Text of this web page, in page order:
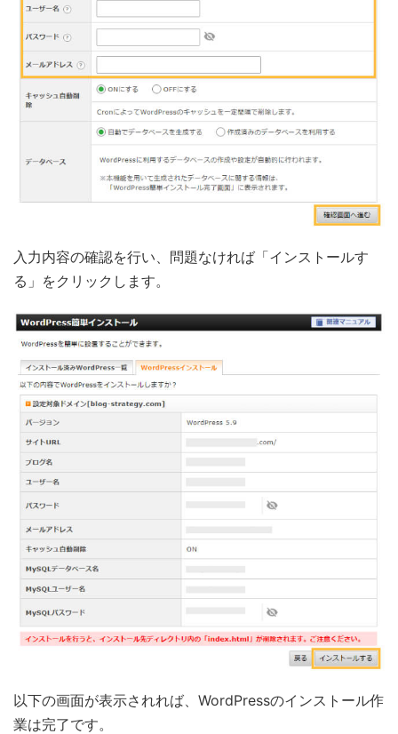
入力内容の確認を行い、問題なければ「インストールす
る」をクリックします。
以下の画面が表示されれば、WordPressのインストール作
業は完了です。